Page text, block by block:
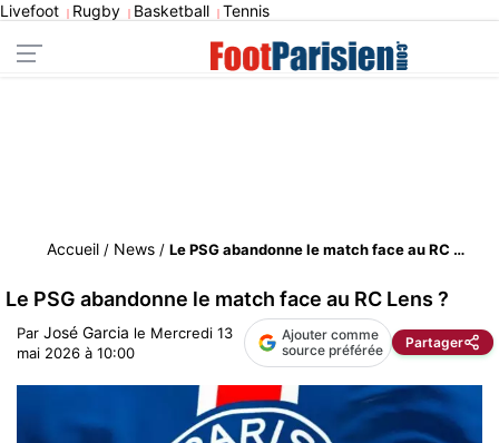
Livefoot | Rugby | Basketball | Tennis
Accueil / News / Le PSG abandonne le match face au RC Lens ?
Le PSG abandonne le match face au RC Lens ?
Par José Garcia le Mercredi 13
mai 2026 à 10:00
Ajouter comme
source préférée
Partager